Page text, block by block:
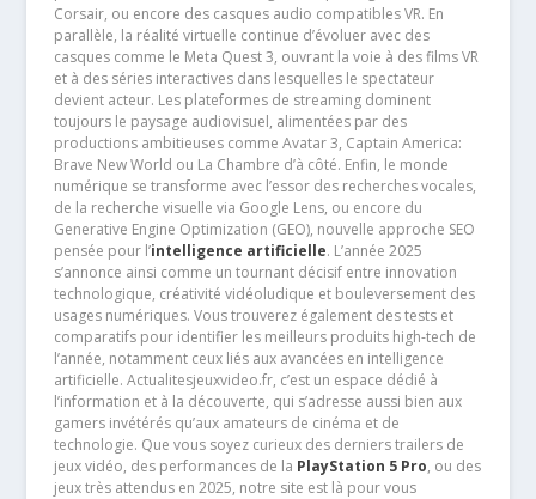
Corsair, ou encore des casques audio compatibles VR. En
parallèle, la réalité virtuelle continue d’évoluer avec des
casques comme le Meta Quest 3, ouvrant la voie à des films VR
et à des séries interactives dans lesquelles le spectateur
devient acteur. Les plateformes de streaming dominent
toujours le paysage audiovisuel, alimentées par des
productions ambitieuses comme Avatar 3, Captain America:
Brave New World ou La Chambre d’à côté. Enfin, le monde
numérique se transforme avec l’essor des recherches vocales,
de la recherche visuelle via Google Lens, ou encore du
Generative Engine Optimization (GEO), nouvelle approche SEO
pensée pour l’intelligence artificielle. L’année 2025
s’annonce ainsi comme un tournant décisif entre innovation
technologique, créativité vidéoludique et bouleversement des
usages numériques. Vous trouverez également des tests et
comparatifs pour identifier les meilleurs produits high-tech de
l’année, notamment ceux liés aux avancées en intelligence
artificielle. Actualitesjeuxvideo.fr, c’est un espace dédié à
l’information et à la découverte, qui s’adresse aussi bien aux
gamers invétérés qu’aux amateurs de cinéma et de
technologie. Que vous soyez curieux des derniers trailers de
jeux vidéo, des performances de la PlayStation 5 Pro, ou des
jeux très attendus en 2025, notre site est là pour vous